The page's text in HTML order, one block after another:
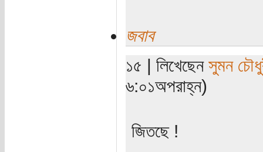
জবাব
১৫ | লিখেছেন সুমন
৬:০১অপরাহ্ন)
জিতছে !